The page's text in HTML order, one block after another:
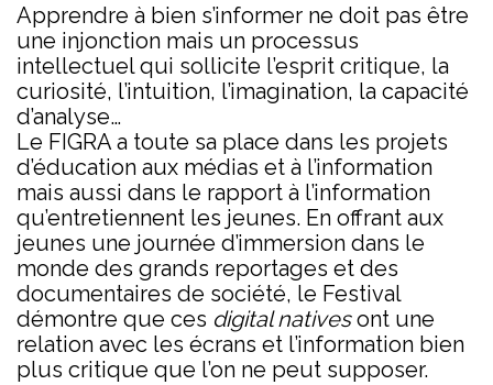
Apprendre à bien s’informer ne doit pas être
une injonction mais un processus
intellectuel qui sollicite l’esprit critique, la
curiosité, l’intuition, l’imagination, la capacité
d’analyse…
Le FIGRA a toute sa place dans les projets
d’éducation aux médias et à l’information
mais aussi dans le rapport à l’information
qu’entretiennent les jeunes. En offrant aux
jeunes une journée d’immersion dans le
monde des grands reportages et des
documentaires de société, le Festival
démontre que ces digital nativesont une
relation avec les écrans et l’information bien
plus critique que l’on ne peut supposer.